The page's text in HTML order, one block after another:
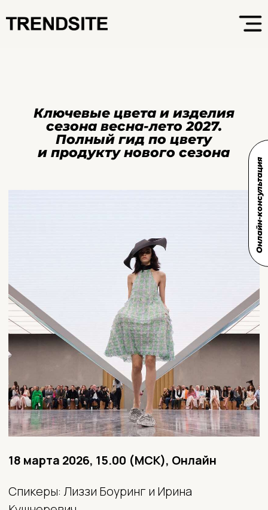
Онлайн-консультация
и продукту нового сезона
Спикеры:Лиззи Боуринг и Ирина
(включает
тренд-бук сезона)
Язык:Русский с синхронным
переводом
Весна-лето 2027 — сезон, в котором успех
коллекции определяется фокусом на бестселлерах
Ассортимент сужается, а решения становятся
точнее: цвет и крой остаются главными факторами
18 марта 2026, 15.00 (МСК), Онлайн